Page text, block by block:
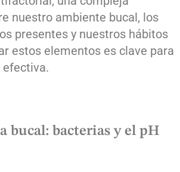
nuestro ambiente bucal, los
presentes y nuestros hábitos
estos elementos es clave para
efectiva.
bucal: bacterias y el pH